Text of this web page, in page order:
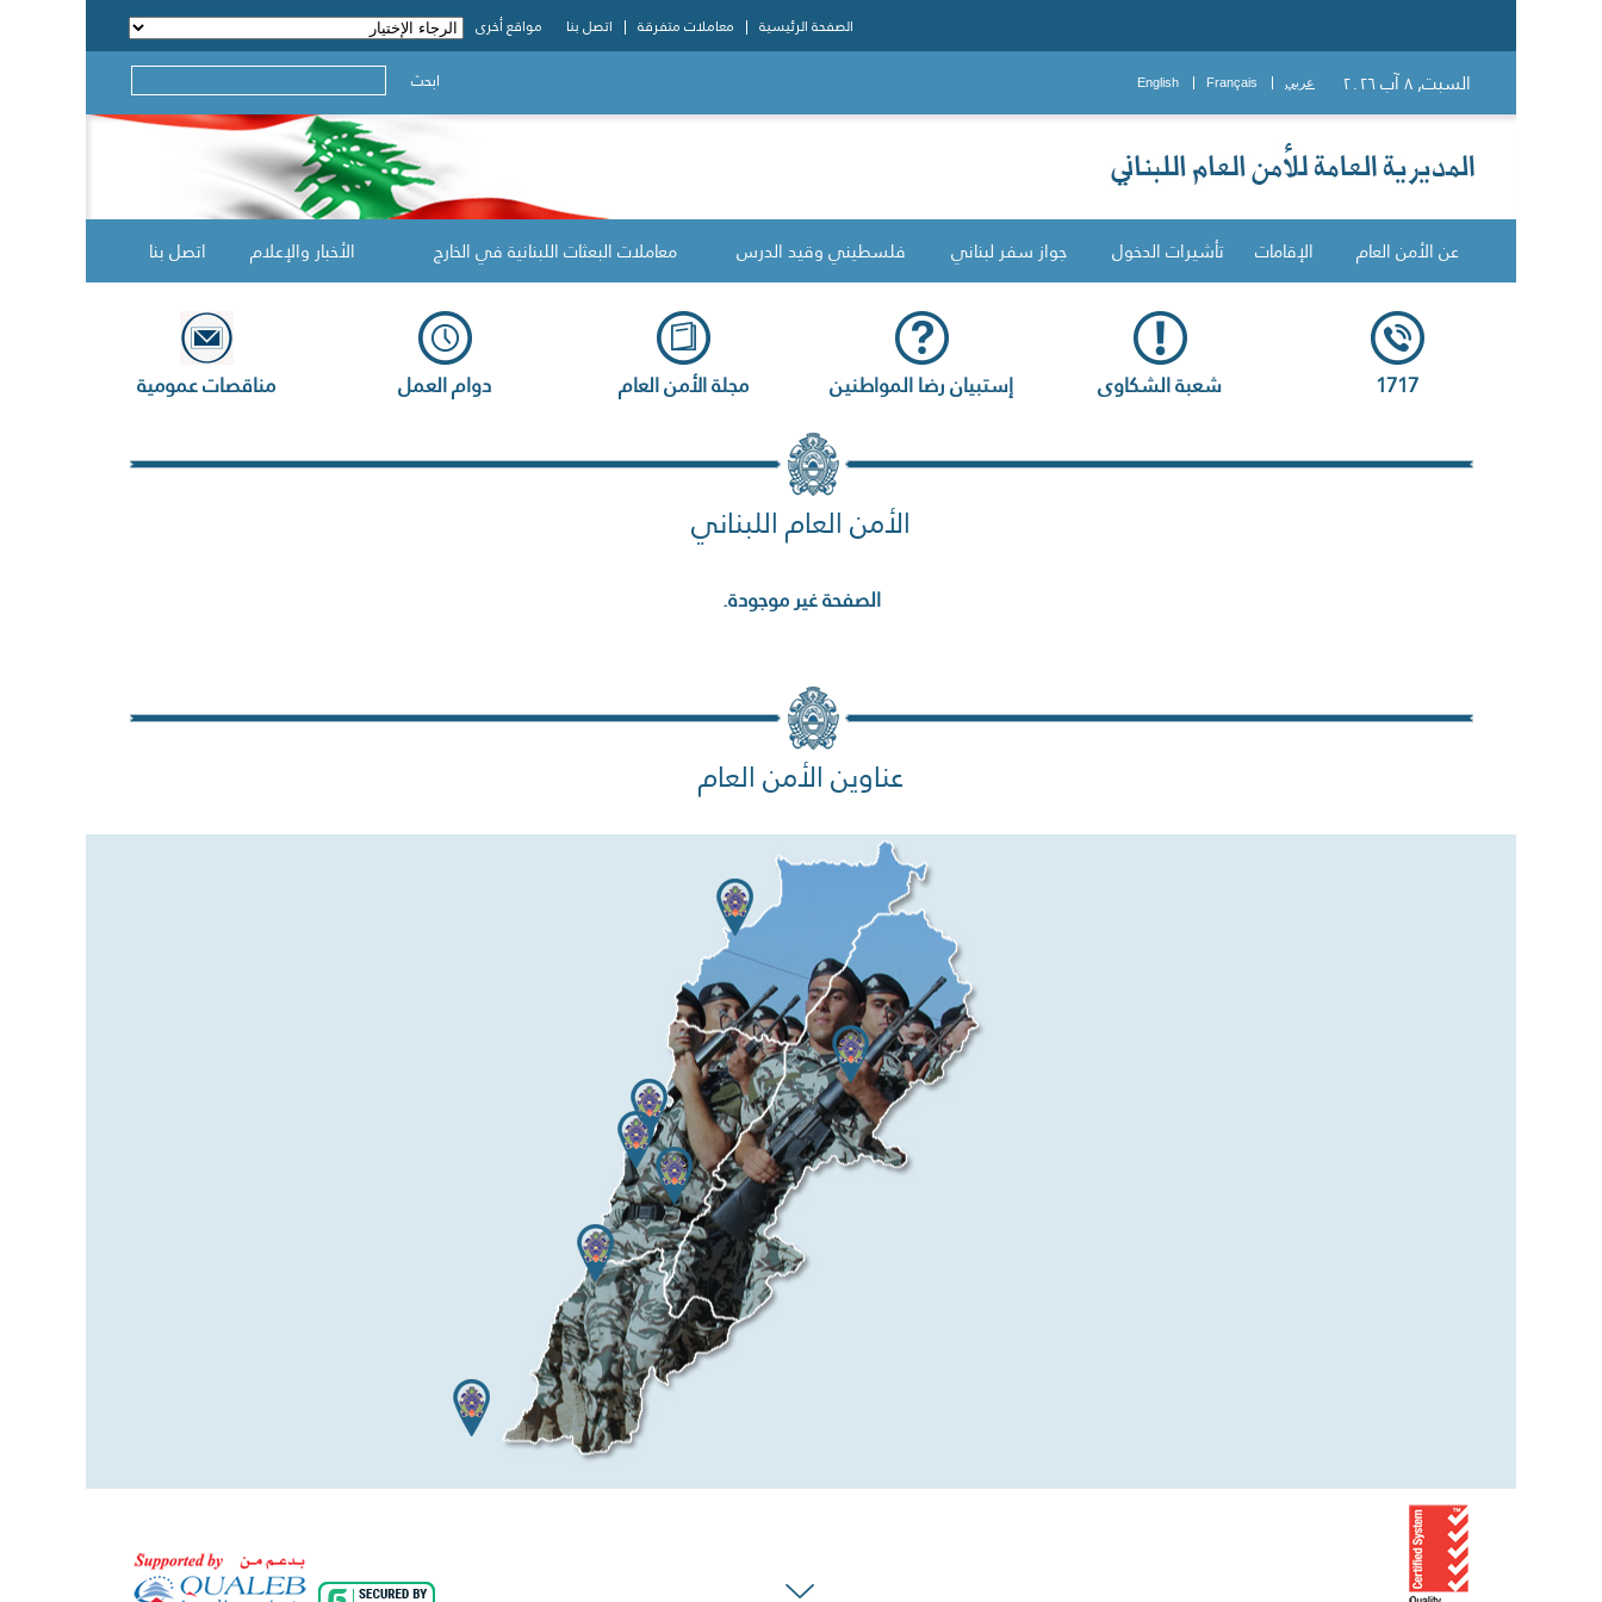
الصفحة الرئيسية معاملات متفرقة اتصل بنا مواقع أخرى
السبت, ٨ آب ٢٠٢٦ عربي Français
English ابحث
عن الأمن العام الإقامات تأشيرات الدخول جواز سفر لبناني فلسطيني وقيد الدرس معاملات البعثات اللبنانية في الخارج الأخبار والإعلام اتصل بنا
1717 شعبة الشكاوى إستبيان رضا المواطنين مجلة الأمن العام دوام العمل مناقصات عمومية
الأمن العام اللبناني
الصفحة غير موجودة.
عناوين الأمن العام